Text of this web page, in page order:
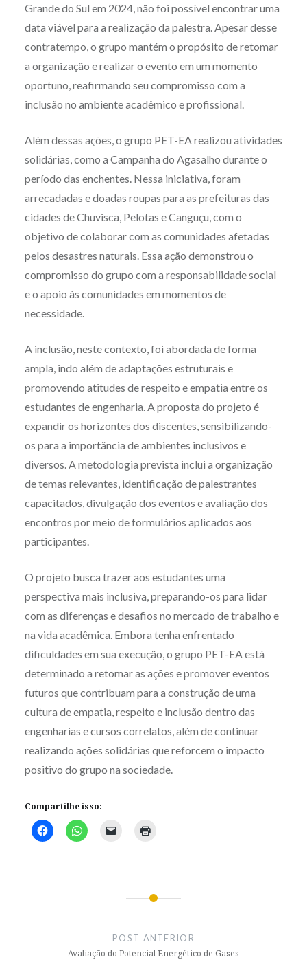
Grande do Sul em 2024, não foi possível encontrar uma
data viável para a realização da palestra. Apesar desse
contratempo, o grupo mantém o propósito de retomar
a organização e realizar o evento em um momento
oportuno, reafirmando seu compromisso com a
inclusão no ambiente acadêmico e profissional.
Além dessas ações, o grupo PET-EA realizou atividades
solidárias, como a Campanha do Agasalho durante o
período das enchentes. Nessa iniciativa, foram
arrecadadas e doadas roupas para as prefeituras das
cidades de Chuvisca, Pelotas e Canguçu, com o
objetivo de colaborar com as comunidades afetadas
pelos desastres naturais. Essa ação demonstrou o
compromisso do grupo com a responsabilidade social
e o apoio às comunidades em momentos de
necessidade.
A inclusão, neste contexto, foi abordada de forma
ampla, indo além de adaptações estruturais e
promovendo atitudes de respeito e empatia entre os
estudantes de engenharia. A proposta do projeto é
expandir os horizontes dos discentes, sensibilizando-
os para a importância de ambientes inclusivos e
diversos. A metodologia prevista inclui a organização
de temas relevantes, identificação de palestrantes
capacitados, divulgação dos eventos e avaliação dos
encontros por meio de formulários aplicados aos
participantes.
O projeto busca trazer aos estudantes uma
perspectiva mais inclusiva, preparando-os para lidar
com as diferenças e desafios no mercado de trabalho e
na vida acadêmica. Embora tenha enfrentado
dificuldades em sua execução, o grupo PET-EA está
determinado a retomar as ações e promover eventos
futuros que contribuam para a construção de uma
cultura de empatia, respeito e inclusão dentro das
engenharias e cursos correlatos, além de continuar
realizando ações solidárias que reforcem o impacto
positivo do grupo na sociedade.
Compartilhe isso:
POST ANTERIOR
Avaliação do Potencial Energético de Gases